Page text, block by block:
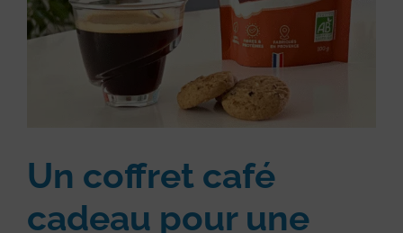
À propos
Un coffret café
cadeau pour une